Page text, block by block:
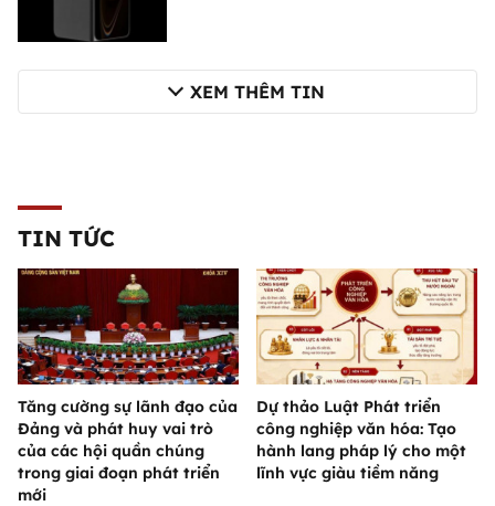
XEM THÊM TIN
TIN TỨC
Tăng cường sự lãnh đạo của
Đảng và phát huy vai trò
của các hội quần chúng
trong giai đoạn phát triển
mới
Dự thảo Luật Phát triển
công nghiệp văn hóa: Tạo
hành lang pháp lý cho một
lĩnh vực giàu tiềm năng